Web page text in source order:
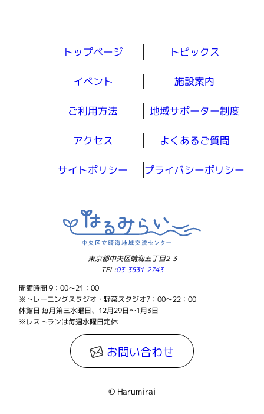
トップページ トピックス
イベント 施設案内
ご利用方法 地域サポーター制度
アクセス よくあるご質問
サイトポリシー プライバシーポリシー
東京都中央区晴海五丁目2-3
TEL:03-3531-2743
開館時間 9：00～21：00
※トレーニングスタジオ・野菜スタジオ7：00～22：00
休館日 毎月第三水曜日、12月29日～1月3日
※レストランは毎週水曜日定休
お問い合わせ
© Harumirai